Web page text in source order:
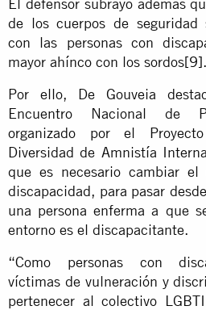
de los cuerpos de seguridad
con las personas con
mayor ahínco con los sordos[9].
Por ello, De Gouveia
Encuentro Nacional de
organizado por el
Diversidad de Amnistía
que es necesario cambiar el
discapacidad, para pasar
una persona enferma a que
entorno es el discapacitante.
“Como personas con
víctimas de vulneración y
pertenecer al colectivo